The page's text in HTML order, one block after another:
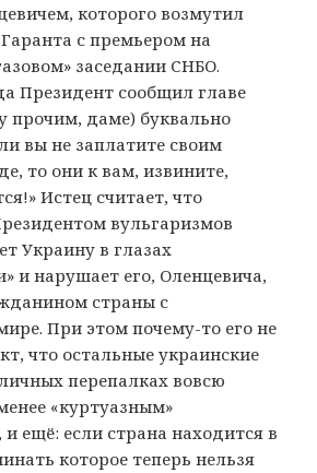
которого возмутил
с премьером на
заседании СНБО.
Президент сообщил главе
прочим, даме) буквально
вы не заплатите своим
то они к вам, извините,
Истец считает, что
вульгаризмов
Украину в глазах
и нарушает его, Оленцевича,
страны с
При этом почему-то его не
что остальные украинские
перепалках вовсю
«куртуазным»
ещё: если страна находится в
которое теперь нельзя